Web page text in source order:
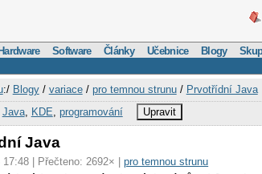
Software Články Učebnice Blogy
:/ Blogy/ variace/ pro temnou strunu/ Prvotřídní Java
Java, KDE programování Upravit
Java
17:48 | Přečteno: 2692× |pro temnou strunu